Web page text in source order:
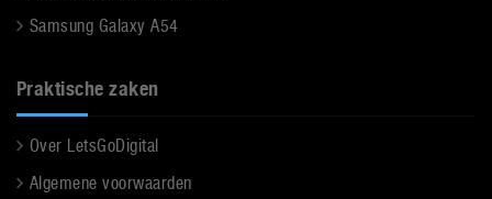
Samsung Galaxy A54
Praktische zaken
Over LetsGoDigital
Algemene voorwaarden